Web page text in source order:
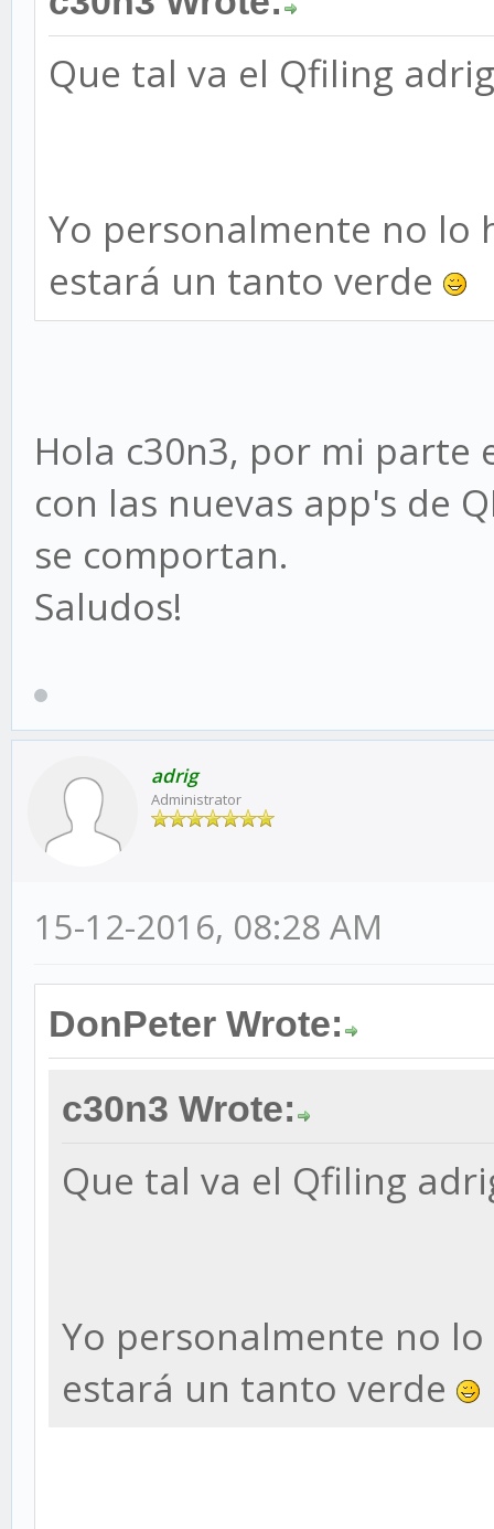
Que tal va el Qfiling
Yo personalmente no lo
estará un tanto verde
Hola c30n3, por mi parte
con las nuevas app's de
se comportan.
Saludos!
adrig
Administrator
15-12-2016, 08:28 AM
DonPeter Wrote:
c30n3 Wrote:
Que tal va el Qfiling
Yo personalmente no
estará un tanto verde